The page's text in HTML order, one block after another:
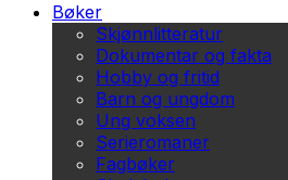
Bøker
Skjønnlitteratur
Dokumentar og fakta
Hobby og fritid
Barn og ungdom
Ung voksen
Serieromaner
Fagbøker